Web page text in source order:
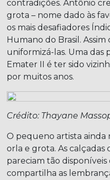
contradições. Antônio
grota – nome dado às
os mais desafiadores
Humano do Brasil.
uniformizá-las. Uma das
Emater II é ter sido
por muitos anos.
Crédito: Thayane
O pequeno artista ainda
orla e grota. As calçadas
pareciam tão
compartilha as